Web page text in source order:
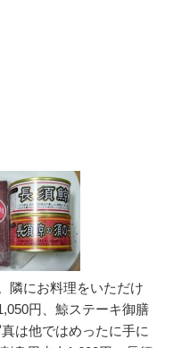
隣にお料理をいただけ
円、鯨ステーキ御膳
は他ではめったに手に